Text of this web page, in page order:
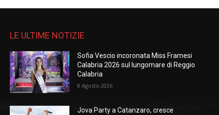
LE ULTIME NOTIZIE
Sofia Vescio incoronata Miss Framesi
Calabria 2026 sul lungomare di Reggio
Calabria
8 Agosto 2026
Jova Party a Catanzaro, cresce